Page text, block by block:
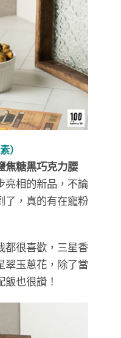
）
焦糖黑巧克力腰
亮相的新品，不論
了，真的有在寵粉
都很喜歡，三星香
翠玉蔥花，除了當
也很讚！